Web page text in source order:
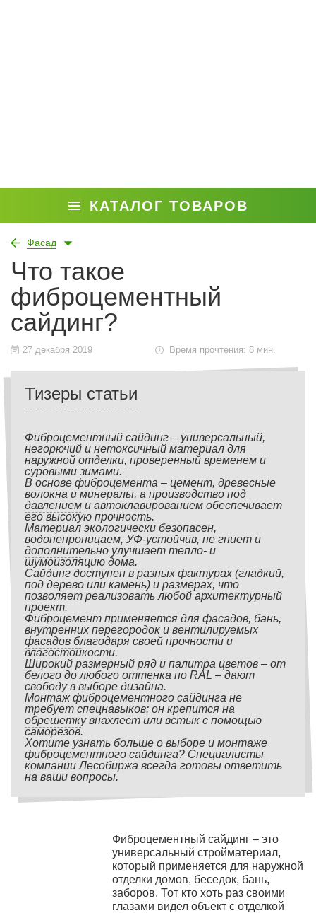
КАТАЛОГ ТОВАРОВ
Фасад
Что такое
фиброцементный
сайдинг?
27 декабря 2019 Время прочтения: 8 мин.
Тизеры статьи
Фиброцементный сайдинг – универсальный,
негорючий и нетоксичный материал для
наружной отделки, проверенный временем и
суровыми зимами.
В основе фиброцемента – цемент, древесные
волокна и минералы, а производство под
давлением и автоклавированием обеспечивает
его высокую прочность.
Материал экологически безопасен,
водонепроницаем, УФ-устойчив, не гниет и
дополнительно улучшает тепло- и
шумоизоляцию дома.
Сайдинг доступен в разных фактурах (гладкий,
под дерево или камень) и размерах, что
позволяет реализовать любой архитектурный
проект.
Фиброцемент применяется для фасадов, бань,
внутренних перегородок и вентилируемых
фасадов благодаря своей прочности и
влагостойкости.
Широкий размерный ряд и палитра цветов – от
белого до любого оттенка по RAL – дают
свободу в выборе дизайна.
Монтаж фиброцементного сайдинга не
требует спецнавыков: он крепится на
обрешетку внахлест или встык с помощью
саморезов.
Хотите узнать больше о выборе и монтаже
фиброцементного сайдинга? Специалисты
компании Лесобиржа всегда готовы ответить
на ваши вопросы.
Фиброцементный сайдинг – это
универсальный стройматериал,
который применяется для наружной
отделки домов, беседок, бань,
заборов. Тот кто хоть раз своими
глазами видел объект с отделкой